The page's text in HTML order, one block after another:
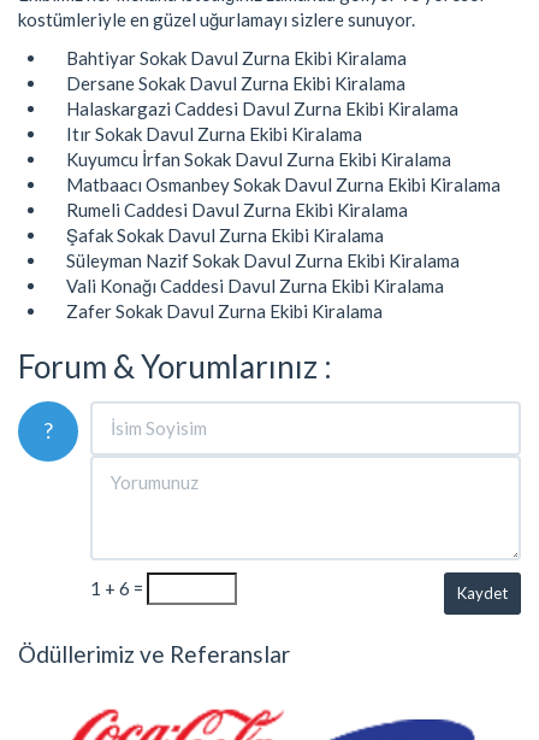
kostümleriyle en güzel uğurlamayı sizlere sunuyor.
Bahtiyar Sokak Davul Zurna Ekibi Kiralama
Dersane Sokak Davul Zurna Ekibi Kiralama
Halaskargazi Caddesi Davul Zurna Ekibi Kiralama
Itır Sokak Davul Zurna Ekibi Kiralama
Kuyumcu İrfan Sokak Davul Zurna Ekibi Kiralama
Matbaacı Osmanbey Sokak Davul Zurna Ekibi Kiralama
Rumeli Caddesi Davul Zurna Ekibi Kiralama
Şafak Sokak Davul Zurna Ekibi Kiralama
Süleyman Nazif Sokak Davul Zurna Ekibi Kiralama
Vali Konağı Caddesi Davul Zurna Ekibi Kiralama
Zafer Sokak Davul Zurna Ekibi Kiralama
Forum & Yorumlarınız :
?
1 + 6 = Kaydet
Ödüllerimiz ve Referanslar